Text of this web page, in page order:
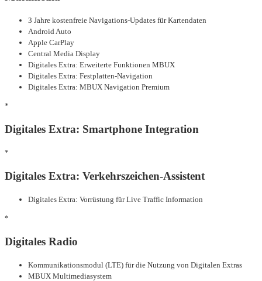
3 Jahre kostenfreie Navigations-Updates für Kartendaten
Android Auto
Apple CarPlay
Central Media Display
Digitales Extra: Erweiterte Funktionen MBUX
Digitales Extra: Festplatten-Navigation
Digitales Extra: MBUX Navigation Premium
*
Digitales Extra: Smartphone Integration
*
Digitales Extra: Verkehrszeichen-Assistent
Digitales Extra: Vorrüstung für Live Traffic Information
*
Digitales Radio
Kommunikationsmodul (LTE) für die Nutzung von Digitalen Extras
MBUX Multimediasystem